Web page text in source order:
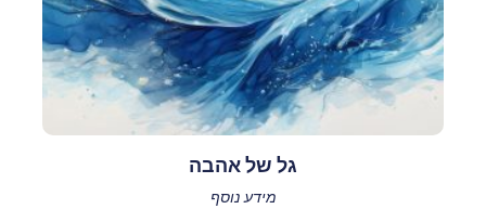
גל של אהבה
מידע נוסף